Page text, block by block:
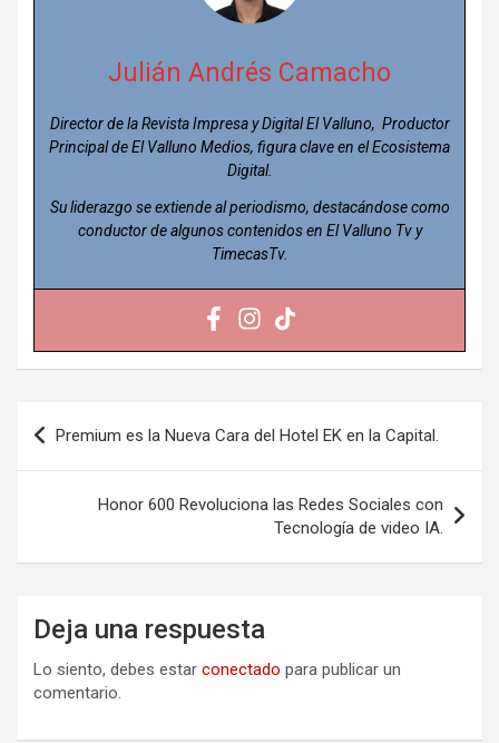
Julián Andrés Camacho
Director de la Revista Impresa y Digital El Valluno, Productor
Principal de El Valluno Medios, figura clave en el Ecosistema
Digital.
Su liderazgo se extiende al periodismo, destacándose como
conductor de algunos contenidos en El Valluno Tv y
TimecasTv.
Navegación
de
entradas
Premium es la Nueva Cara del Hotel EK en la Capital.
Honor 600 Revoluciona las Redes Sociales con
Tecnología de video IA.
Deja una respuesta
Lo siento, debes estar conectado para publicar un
comentario.